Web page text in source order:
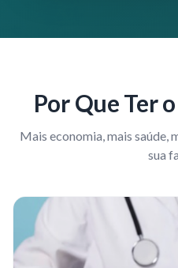
Por Que Ter
Mais economia, mais saúde,
sua